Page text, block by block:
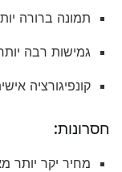
תמונה ברורה
גמישות רבה
קונפיגורציה
חסרונות:
מחיר יקר יותר